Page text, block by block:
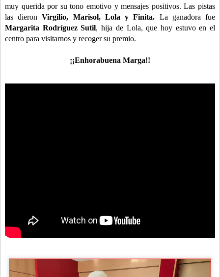
muy querida por su tono emotivo y mensajes positivos. Las pistas
las dieronVirgilio, Marisol, Lola y Finita. La ganadora fue
Margarita Rodríguez Sutil, hija de Lola, que hoy estuvo en el
centro para visitarnos y recoger su premio.
¡¡Enhorabuena Marga!!